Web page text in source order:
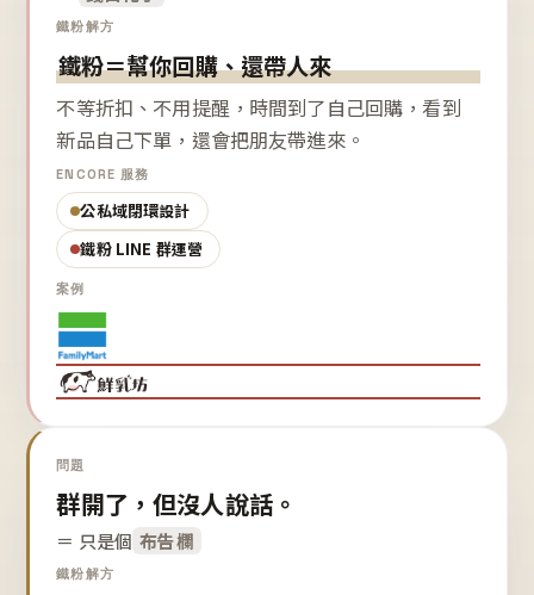
鐵粉解方
鐵粉＝幫你回購、還帶人來
不等折扣、不用提醒，時間到了自己回購，看到
新品自己下單，還會把朋友帶進來。
ENCORE 服務
公私域閉環設計
鐵粉 LINE 群運營
案例
問題
群開了，但沒人說話。
＝ 只是個 布告欄
鐵粉解方